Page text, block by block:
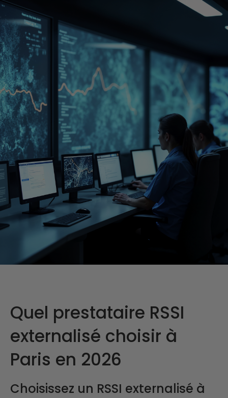
Quel prestataire RSSI
externalisé choisir à
Paris en 2026
Choisissez un RSSI externalisé à